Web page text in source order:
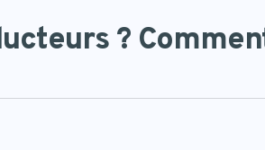
?